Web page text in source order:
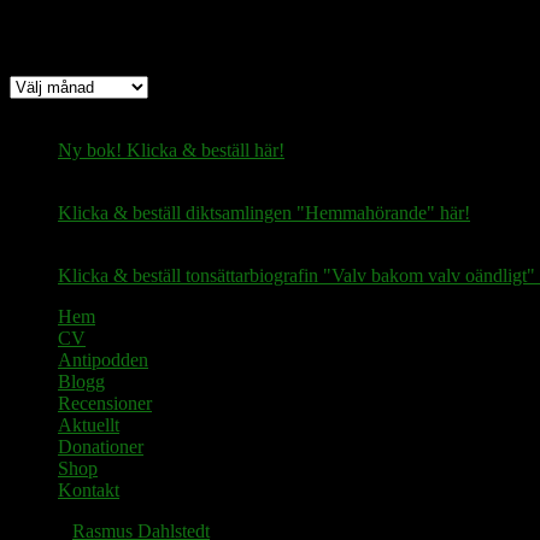
Arkiv
Ny bok! Klicka & beställ här!
Klicka & beställ diktsamlingen "Hemmahörande" här!
Klicka & beställ tonsättarbiografin "Valv bakom valv oändligt"
Hem
CV
Antipodden
Blogg
Recensioner
Aktuellt
Donationer
Shop
Kontakt
Rasmus Dahlstedt